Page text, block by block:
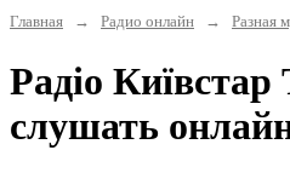
Главная
→ Радио онлайн → Разная
Радіо
слушать